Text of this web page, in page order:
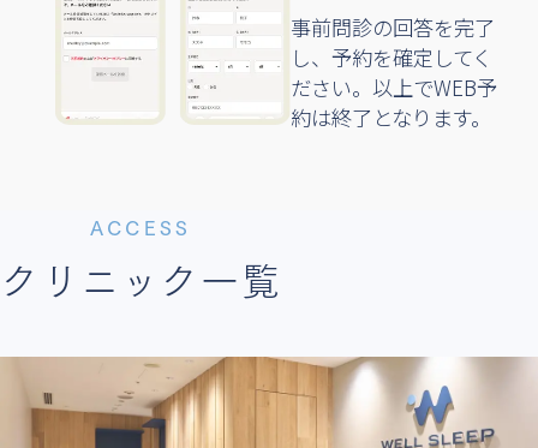
事前問診の回答を完了
し、予約を確定してく
ださい。以上でWEB予
約は終了となります。
STEP3
必要情報の入力
「本人情報」「クレジット
ACCESS
クリニック一覧